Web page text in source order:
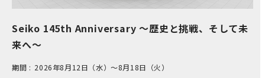
Seiko 145th Anniversary ～歴史と挑戦、そして未
来へ～
期間 : 2026年8月12日（水）～8月18日（火）